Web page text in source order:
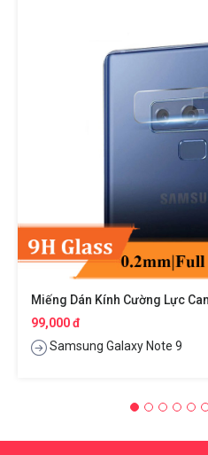
99,000 đ
Samsung Galaxy Note 9